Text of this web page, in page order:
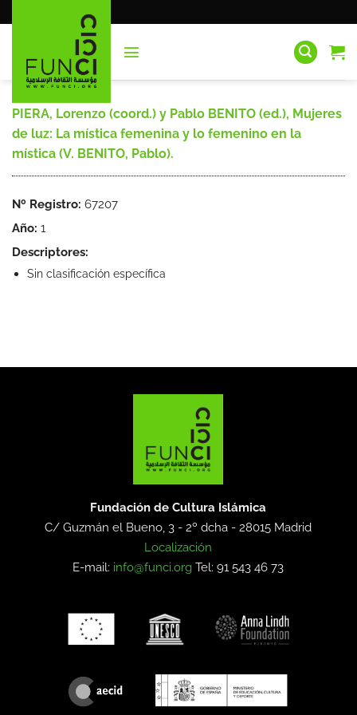
al
PIERA, Lorenzo (coord.) y Pablo BENITO (ed.), Mujeres
de luz: La mística femenina y lo femenino en la
mística (V. BENITO, Pablo).
Nº Registro: 67207
Año: 1
Descriptores:
Sin clasificación específica
Fundación de Cultura Islámica
C/ Guzmán el Bueno, 3 - 2º dcha -28015 Madrid
Localización
E-mail: info@funci.org Tel: 91 543 46 73